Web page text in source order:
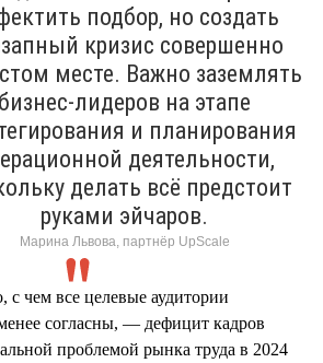
подбор, но создать
кризис совершенно
месте. Важно заземлять
бизнес-лидеров на этапе
и планирования
деятельности,
делать всё предстоит
руками эйчаров.
Марина Львова, партнёр UpScale
с чем все целевые аудитории
согласны, — дефицит кадров
проблемой рынка труда в 2024